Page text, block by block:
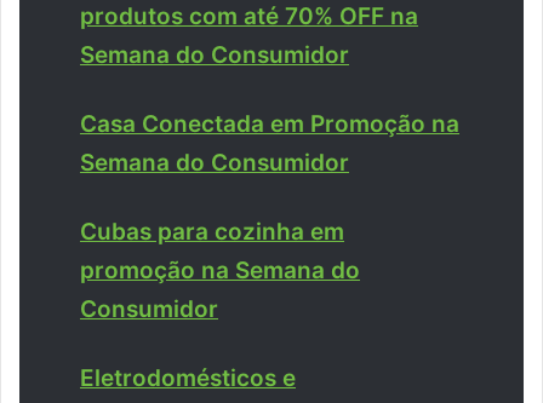
produtos com até 70% OFF na
Semana do Consumidor
Casa Conectada em Promoção na
Semana do Consumidor
Cubas para cozinha em
promoção na Semana do
Consumidor
Eletrodomésticos e